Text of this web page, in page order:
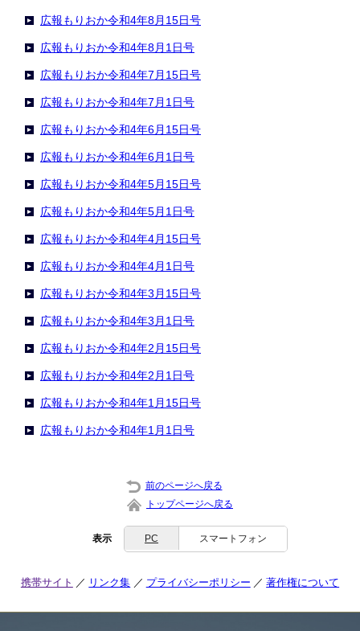
広報もりおか令和4年8月15日号
広報もりおか令和4年8月1日号
広報もりおか令和4年7月15日号
広報もりおか令和4年7月1日号
広報もりおか令和4年6月15日号
広報もりおか令和4年6月1日号
広報もりおか令和4年5月15日号
広報もりおか令和4年5月1日号
広報もりおか令和4年4月15日号
広報もりおか令和4年4月1日号
広報もりおか令和4年3月15日号
広報もりおか令和4年3月1日号
広報もりおか令和4年2月15日号
広報もりおか令和4年2月1日号
広報もりおか令和4年1月15日号
広報もりおか令和4年1月1日号
前のページへ戻る
トップページへ戻る
表示 PC スマートフォン
携帯サイト リンク集 プライバシーポリシー 著作権について